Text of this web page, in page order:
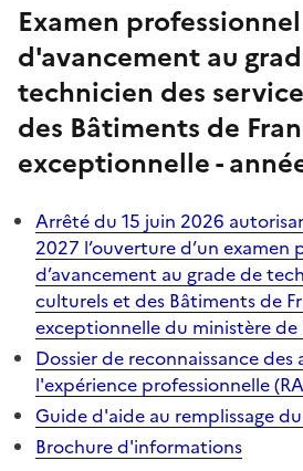
Examen professionnel
d'avancement au
technicien des
des Bâtiments de
exceptionnelle -
Arrêté du 15 juin 2026
2027 l’ouverture d’un examen
d’avancement au grade de
culturels et des Bâtiments de
exceptionnelle du ministère
Dossier de reconnaissance des
l'expérience professionnelle
Guide d'aide au remplissage du
Brochure d'informations